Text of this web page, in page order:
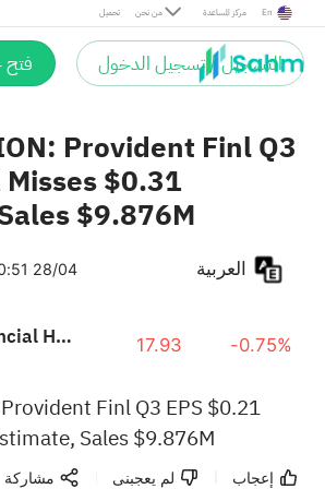
تحميل من نحن مركز المساعدة En
التسجيل / تسجيل الدخول
Provident Finl Q3
$0.31
$9.876M
28/04
Provident Financial Holdings, Inc. 17.93 -0.75%
Finl Q3 EPS $0.21
Sales $9.876M
إعجاب لم يعجبنى مشاركة